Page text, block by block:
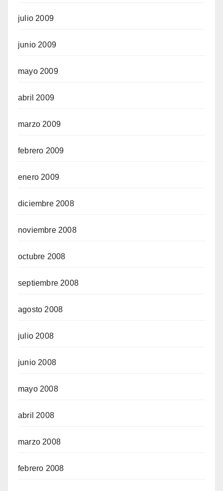
julio 2009
junio 2009
mayo 2009
abril 2009
marzo 2009
febrero 2009
enero 2009
diciembre 2008
noviembre 2008
octubre 2008
septiembre 2008
agosto 2008
julio 2008
junio 2008
mayo 2008
abril 2008
marzo 2008
febrero 2008